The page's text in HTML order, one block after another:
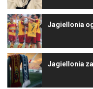
Jagiellonia
Jagiellonia